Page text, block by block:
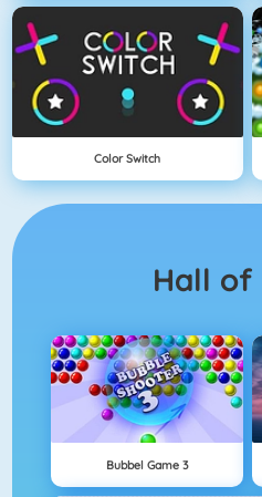
Color Switch
Hall of
Bubbel Game 3